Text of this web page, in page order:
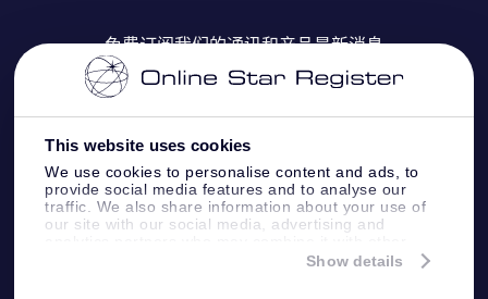
This website uses cookies
We use cookies to personalise content and ads, to
provide social media features and to analyse our
traffic. We also share information about your use of
our site with our social media, advertising and
information that you’ve provided to them or that
Show details
评论
OSR 礼物卡
公司礼品
个性化的Star Page
One Million Stars
OSR Starsaver
付款信息
配送信息
退货政策&撤销权
免费订阅我们的通讯和产品最新消息